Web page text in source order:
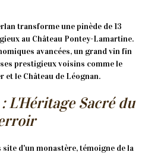
transforme une pinède de 13
au Château Pontey-Lamartine.
avancées, un grand vin fin
prestigieux voisins comme le
et le Château de Léognan.
L'Héritage Sacré du
d'un monastère, témoigne de la